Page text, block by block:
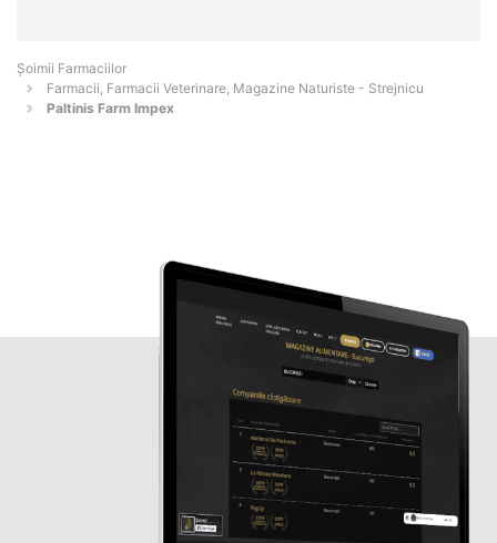
Şoimii Farmaciilor
Farmacii, Farmacii Veterinare, Magazine Naturiste - Strejnicu
Paltinis Farm Impex